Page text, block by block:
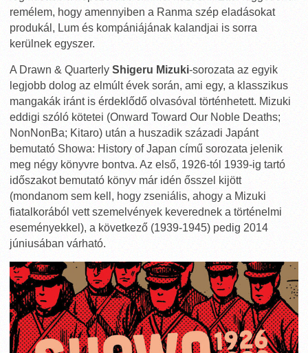
remélem, hogy amennyiben a Ranma szép eladásokat
produkál, Lum és kompániájának kalandjai is sorra
kerülnek egyszer.
A Drawn & Quarterly Shigeru Mizuki-sorozata az egyik
legjobb dolog az elmúlt évek során, ami egy, a klasszikus
mangakák iránt is érdeklődő olvasóval történhetett. Mizuki
eddigi szóló kötetei (Onward Toward Our Noble Deaths;
NonNonBa; Kitaro) után a huszadik századi Japánt
bemutató Showa: History of Japan című sorozata jelenik
meg négy könyvre bontva. Az első, 1926-tól 1939-ig tartó
időszakot bemutató könyv már idén ősszel kijött
(mondanom sem kell, hogy zseniális, ahogy a Mizuki
fiatalkorából vett szemelvények keverednek a történelmi
eseményekkel), a következő (1939-1945) pedig 2014
júniusában várható.